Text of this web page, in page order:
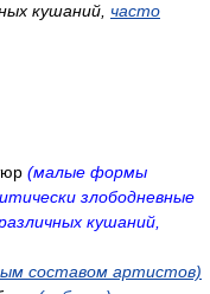
кушаний, часто
(малые формы
злободневные
кушаний,
составом артистов)